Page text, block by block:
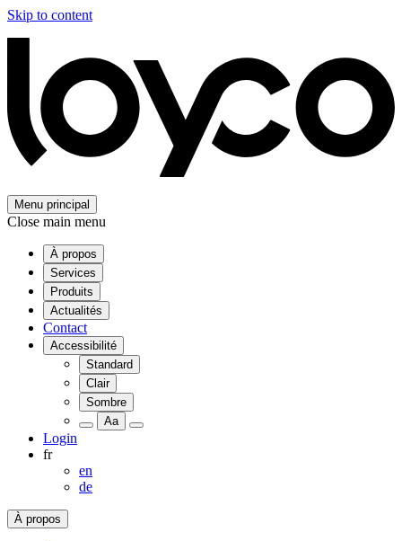
Skip to content
Menu principal
Close main menu
À propos
Services
Produits
Actualités
Contact
Accessibilité
Standard
Clair
Sombre
Aa
Login
fr
en
de
À propos